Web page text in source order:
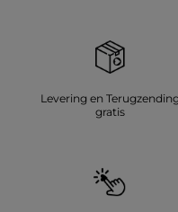
Levering en
gratis